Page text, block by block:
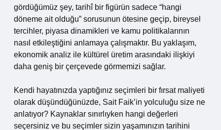
gördüğümüz şey, tarihî bir figürün sadece “hangi
döneme ait olduğu” sorusunun ötesine geçip, bireysel
tercihler, piyasa dinamikleri ve kamu politikalarının
nasıl etkileştiğini anlamaya çalışmaktır. Bu yaklaşım,
ekonomik analiz ile kültürel üretim arasındaki ilişkiyi
daha geniş bir çerçevede görmemizi sağlar.
Kendi hayatınızda yaptığınız seçimleri bir fırsat maliyeti
olarak düşündüğünüzde, Sait Faik’in yolculuğu size ne
anlatıyor? Kaynaklar sınırlıyken hangi değerleri
seçersiniz ve bu seçimler sizin yaşamınızın tarihini